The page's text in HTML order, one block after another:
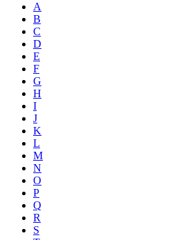
A
B
C
D
E
F
G
H
I
J
K
L
M
N
O
P
Q
R
S